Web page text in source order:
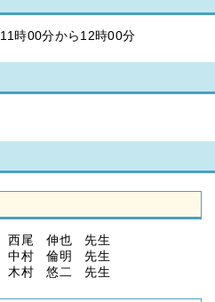
時00分から12時00分
尾 伸也 先生
村 倫明 先生
木村 悠二 先生